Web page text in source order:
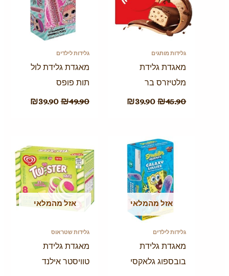
גלידות מותגים
מאגדת גלידת
מלטיזרס בר
₪45.90
₪39.90
גלידות לילדים
מאגדת גלידת לול
תות פופס
₪49.90
₪39.90
אזל מהמלאי
גלידות לילדים
מאגדת גלידת
בובספוג גלאקסי
אזל מהמלאי
גלידות שטראוס
מאגדת גלידת
טוויסטר אילנד